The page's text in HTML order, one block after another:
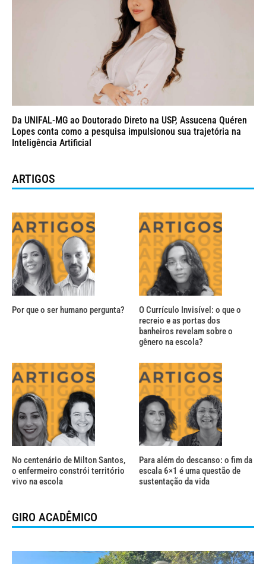
Da UNIFAL-MG ao Doutorado Direto na USP, Assucena Quéren
Lopes conta como a pesquisa impulsionou sua trajetória na
Inteligência Artificial
ARTIGOS
Por que o ser humano pergunta?
O Currículo Invisível: o que o
recreio e as portas dos
banheiros revelam sobre o
gênero na escola?
No centenário de Milton Santos,
o enfermeiro constrói território
vivo na escola
Para além do descanso: o fim da
escala 6×1 é uma questão de
sustentação da vida
GIRO ACADÊMICO